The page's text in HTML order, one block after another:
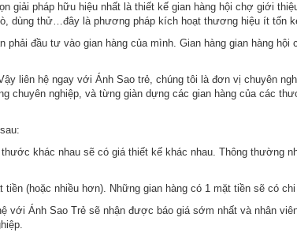
giải pháp hữu hiệu nhất là thiết kế gian hàng hội chợ giới
dùng thử…đây là phương pháp kích hoạt thương hiệu ít tốn
đầu tư vào gian hàng của mình. Gian hàng gian hàng
liên hệ ngay với Ánh Sao trẻ, chúng tôi là đơn vị chuyên
chuyên nghiệp, và từng giàn dựng các gian hàng của các
khác nhau sẽ có giá thiết kế khác nhau. Thông thường
(hoặc nhiều hơn). Những gian hàng có 1 mặt tiền sẽ có
với Ánh Sao Trẻ sẽ nhận được báo giá sớm nhất và nhân